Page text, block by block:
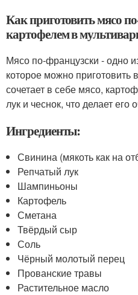
Как приготовить мясо
картофелем в
Мясо по-французски - одно
которое можно приготовить
сочетает в себе мясо,
лук и чеснок, что делает
Ингредиенты:
Свинина (мякоть как на
Репчатый лук
Шампиньоны
Картофель
Сметана
Твёрдый сыр
Соль
Чёрный молотый перец
Прованские травы
Растительное масло